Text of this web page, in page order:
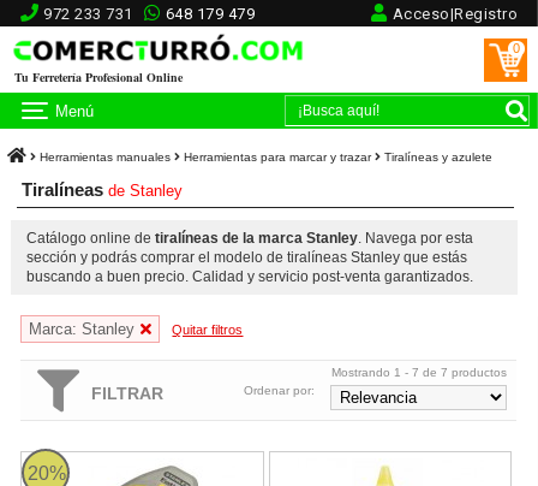
972 233 731 648 179 479 Acceso|Registro
Tu Ferretería Profesional Online
0
Menú
Herramientas manuales Herramientas para marcar y trazar Tiralíneas y azulete
TiralíneasdeStanley
Catálogo online de tiralíneas de la marca Stanley. Navega por esta
sección y podrás comprar el modelo de tiralíneas Stanley que estás
buscando a buen precio. Calidad y servicio post-venta garantizados.
Marca: Stanley Quitar filtros
FILTRAR
Mostrando 1 - 7 de 7 productos
Ordenar por:
20%
Cordel de Trazado FatMax Xtreme Stanley 30 metros
Polvo de Trazado Stanley